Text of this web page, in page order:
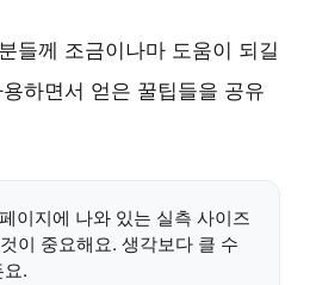
들께 조금이나마 도움이 되길
하면서 얻은 꿀팁들을 공유
이지에 나와 있는 실측 사이즈
이 중요해요. 생각보다 클 수
요.